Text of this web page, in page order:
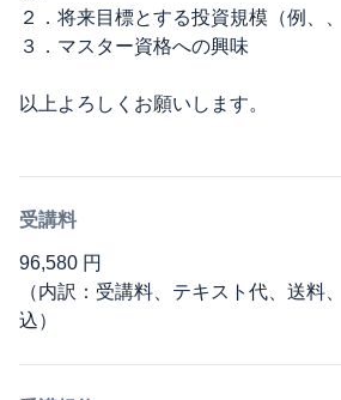
２．将来目標とする投資規模（例、
３．マスター資格への興味
以上よろしくお願いします。
受講料
96,580 円
（内訳：受講料、テキスト代、送料
込）